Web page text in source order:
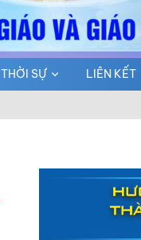
THỜI SỰ LIÊN KẾT